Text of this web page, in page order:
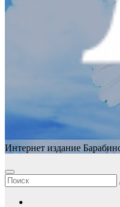
Интернет издание